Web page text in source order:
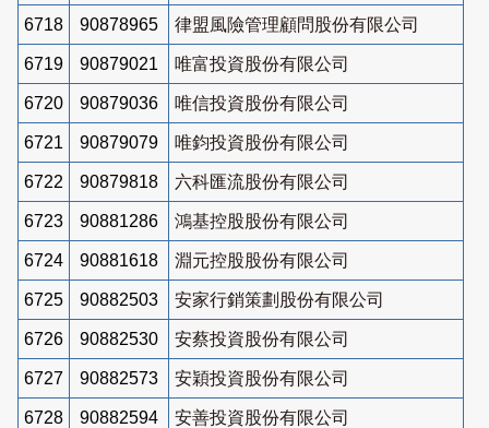
6718 90878965 律盟風險管理顧問股份有限公司
6719 90879021 唯富投資股份有限公司
6720 90879036 唯信投資股份有限公司
6721 90879079 唯鈞投資股份有限公司
6722 90879818 六科匯流股份有限公司
6723 90881286 鴻基控股股份有限公司
6724 90881618 淵元控股股份有限公司
6725 90882503 安家行銷策劃股份有限公司
6726 90882530 安蔡投資股份有限公司
6727 90882573 安穎投資股份有限公司
6728 90882594 安善投資股份有限公司